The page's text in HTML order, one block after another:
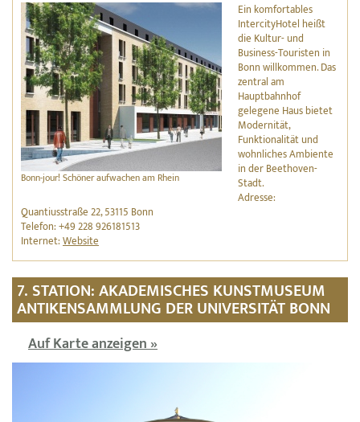
Bonn-jour! Schöner aufwachen am Rhein
Ein komfortables
IntercityHotel heißt
die Kultur- und
Business-Touristen in
Bonn willkommen. Das
zentral am
Hauptbahnhof
gelegene Haus bietet
Modernität,
Funktionalität und
wohnliches Ambiente
in der Beethoven-
Stadt.
Adresse:
Quantiusstraße 22, 53115 Bonn
Telefon: +49 228 926181513
Internet:Website
7. STATION: AKADEMISCHES KUNSTMUSEUM
ANTIKENSAMMLUNG DER UNIVERSITÄT BONN
Auf Karte anzeigen »